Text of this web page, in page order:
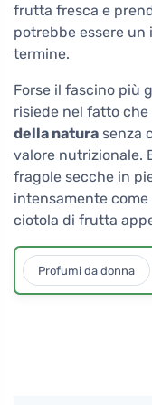
frutta fresca e
potrebbe essere
termine.
Forse il fascino più
risiede nel fatto
della natura senza
valore nutrizionale.
fragole secche in
intensamente
ciotola di frutta
Profumi da donna